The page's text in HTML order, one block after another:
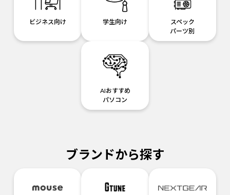
ビジネス向け 学生向け
スペック
パーツ別
AIおすすめ
パソコン
ブランドから探す